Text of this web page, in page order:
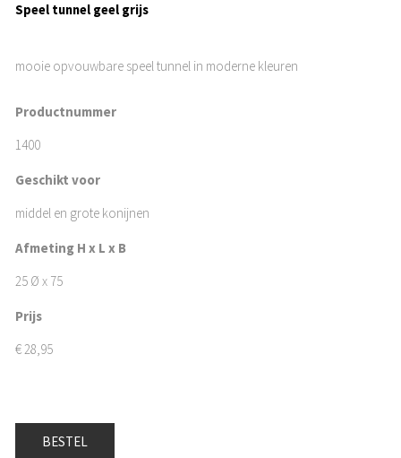
Speel tunnel geel grijs
mooie opvouwbare speel tunnel in moderne kleuren
Productnummer
1400
Geschikt voor
middel en grote konijnen
Afmeting H x L x B
25 Ø x 75
Prijs
€ 28,95
BESTEL